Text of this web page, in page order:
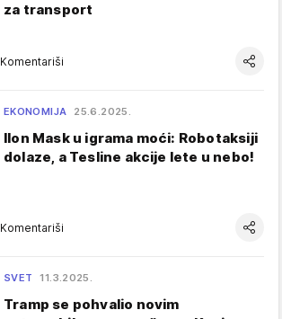
za transport
Komentariši
EKONOMIJA 25.6.2025.
Ilon Mask u igrama moći: Robotaksiji
dolaze, a Tesline akcije lete u nebo!
Komentariši
SVET 11.3.2025.
Tramp se pohvalio novim